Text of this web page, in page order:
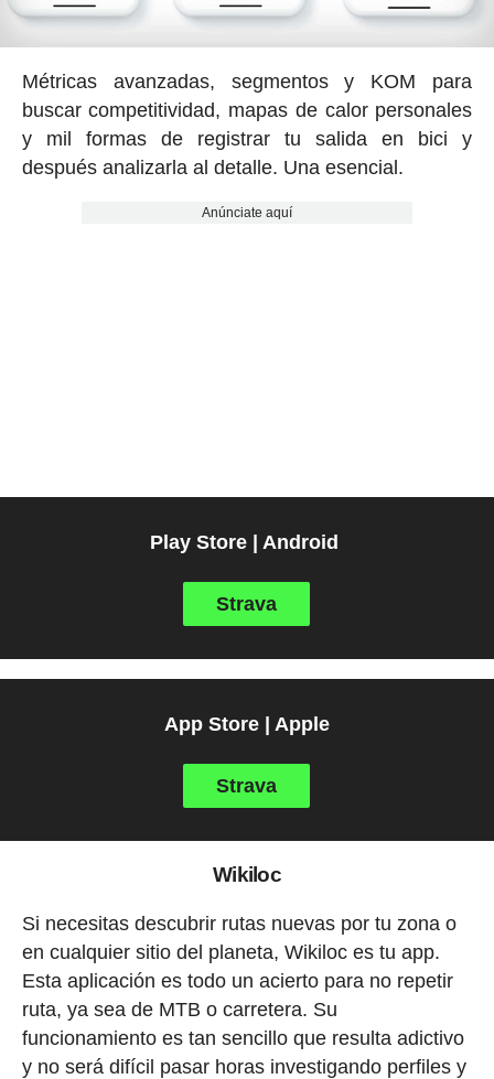
Métricas avanzadas, segmentos y KOM para
buscar competitividad, mapas de calor personales
y mil formas de registrar tu salida en bici y
después analizarla al detalle. Una esencial.
Anúnciate aquí
Play Store | Android
Strava
App Store | Apple
Strava
Wikiloc
Si necesitas descubrir rutas nuevas por tu zona o
en cualquier sitio del planeta, Wikiloc es tu app.
Esta aplicación es todo un acierto para no repetir
ruta, ya sea de MTB o carretera. Su
funcionamiento es tan sencillo que resulta adictivo
y no será difícil pasar horas investigando perfiles y